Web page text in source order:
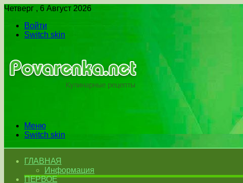
Четверг , 6 Август 2026
Войти
Switch skin
Меню
Switch skin
ГЛАВНАЯ
Информация
ПЕРВОЕ